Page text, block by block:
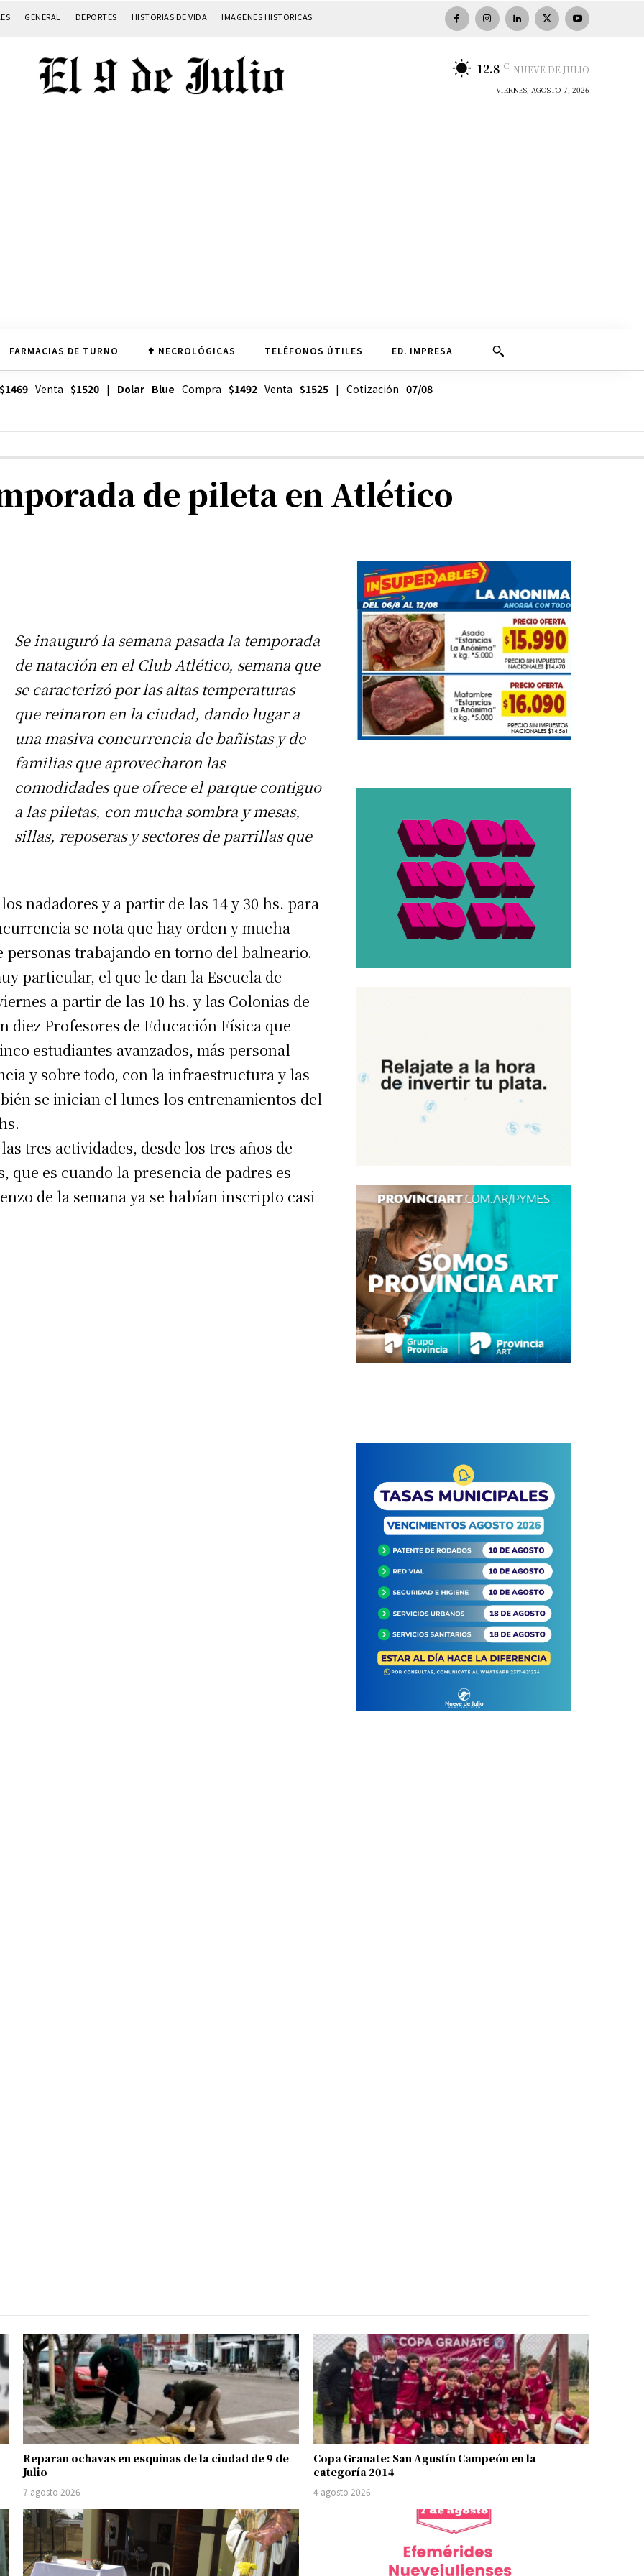
GENERAL DEPORTES HISTORIAS DE VIDA IMAGENES HISTORICAS
12.8 C NUEVE DE JULIO
VIERNES, AGOSTO 7, 2026
FARMACIAS DE TURNO ✟ NECROLÓGICAS TELÉFONOS ÚTILES ED. IMPRESA
$1469Venta $1520| Dolar Blue Compra $1492Venta $1525| Cotización 07/08
de pileta en Atlético
Se inauguró la semana pasada la temporada
de natación en el Club Atlético, semana que
se caracterizó por las altas temperaturas
que reinaron en la ciudad, dando lugar a
una masiva concurrencia de bañistas y de
familias que aprovecharon las
comodidades que ofrece el parque contiguo
a las piletas, con mucha sombra y mesas,
sillas, reposeras y sectores de parrillas que
nadadores y a partir de las 14 y 30 hs. para
se nota que hay orden y mucha
trabajando en torno del balneario.
particular, el que le dan la Escuela de
a partir de las 10 hs. y las Colonias de
diez Profesores de Educación Física que
estudiantes avanzados, más personal
y sobre todo, con la infraestructura y las
se inician el lunes los entrenamientos del
tres actividades, desde los tres años de
que es cuando la presencia de padres es
de la semana ya se habían inscripto casi
Reparan ochavas en esquinas de la ciudad de 9 de
Julio
7 agosto 2026
Copa Granate: San Agustín Campeón en la
categoría 2014
4 agosto 2026